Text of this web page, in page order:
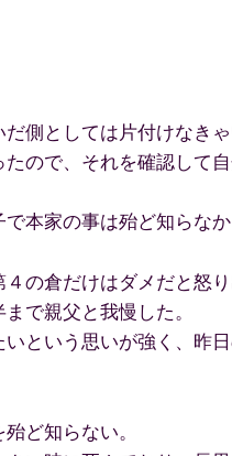
側としては片付けなきゃ
ので、それを確認して
で本家の事は殆ど知らなか
の倉だけはダメだと怒り
で親父と我慢した。
という思いが強く、昨
ど知らない。